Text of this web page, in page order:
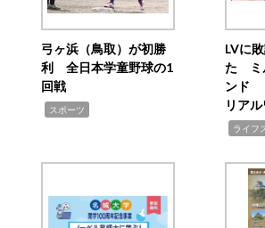
弓ヶ浜（鳥取）が初勝
利 全日本学童野球の1
回戦
スポーツ
LVに
た ミ
ンド
リアル
ライフ